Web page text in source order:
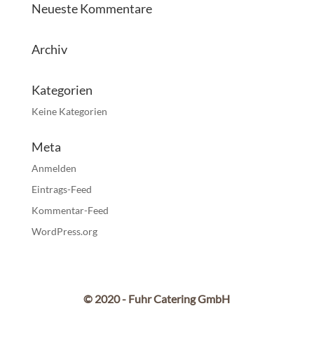
Neueste Kommentare
Archiv
Kategorien
Keine Kategorien
Meta
Anmelden
Eintrags-Feed
Kommentar-Feed
WordPress.org
© 2020 - Fuhr Catering GmbH